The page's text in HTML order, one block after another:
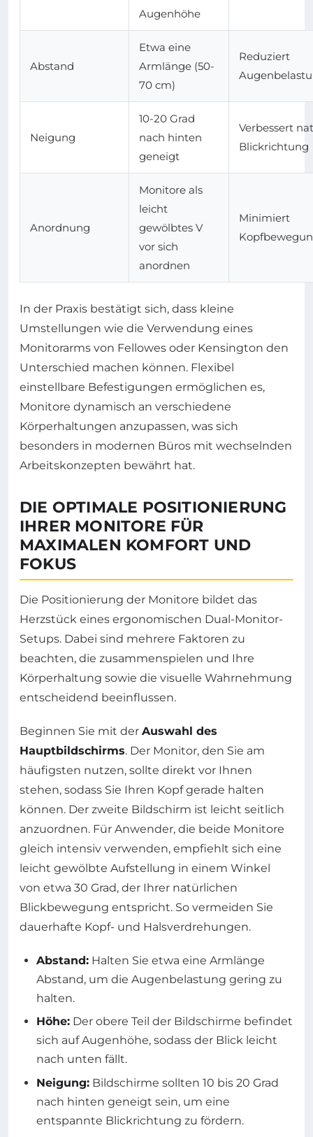
Augenhöhe
Abstand
Etwa eine
Armlänge (50-
70 cm)
Reduziert
Neigung
10-20 Grad
nach hinten
geneigt
Verbessert
Blickrichtung
Anordnung
Monitore als
leicht
gewölbtes V
vor sich
anordnen
Minimiert
In der Praxis bestätigt sich, dass kleine
Umstellungen wie die Verwendung eines
Monitorarms von Fellowes oder Kensington den
Unterschied machen können. Flexibel
einstellbare Befestigungen ermöglichen es,
Monitore dynamisch an verschiedene
Körperhaltungen anzupassen, was sich
besonders in modernen Büros mit wechselnden
Arbeitskonzepten bewährt hat.
DIE OPTIMALE POSITIONIERUNG
IHRER MONITORE FÜR
MAXIMALEN KOMFORT UND
FOKUS
Die Positionierung der Monitore bildet das
Herzstück eines ergonomischen Dual-Monitor-
Setups. Dabei sind mehrere Faktoren zu
beachten, die zusammenspielen und Ihre
Körperhaltung sowie die visuelle Wahrnehmung
entscheidend beeinflussen.
Beginnen Sie mit der Auswahl des
Hauptbildschirms. Der Monitor, den Sie am
häufigsten nutzen, sollte direkt vor Ihnen
stehen, sodass Sie Ihren Kopf gerade halten
können. Der zweite Bildschirm ist leicht seitlich
anzuordnen. Für Anwender, die beide Monitore
gleich intensiv verwenden, empfiehlt sich eine
leicht gewölbte Aufstellung in einem Winkel
von etwa 30 Grad, der Ihrer natürlichen
Blickbewegung entspricht. So vermeiden Sie
dauerhafte Kopf- und Halsverdrehungen.
Abstand: Halten Sie etwa eine Armlänge
Abstand, um die Augenbelastung gering zu
halten.
Höhe: Der obere Teil der Bildschirme befindet
sich auf Augenhöhe, sodass der Blick leicht
nach unten fällt.
Neigung: Bildschirme sollten 10 bis 20 Grad
nach hinten geneigt sein, um eine
entspannte Blickrichtung zu fördern.